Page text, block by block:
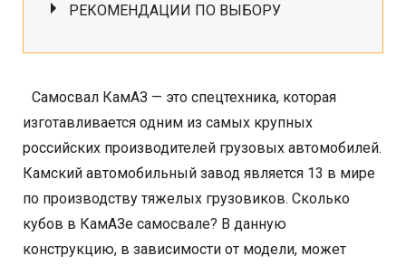
РЕКОМЕНДАЦИИ ПО ВЫБОРУ
Самосвал КамАЗ — это спецтехника, которая
изготавливается одним из самых крупных
российских производителей грузовых автомобилей.
Камский автомобильный завод является 13 в мире
по производству тяжелых грузовиков. Сколько
кубов в КамАЗе самосвале? В данную
конструкцию, в зависимости от модели, может